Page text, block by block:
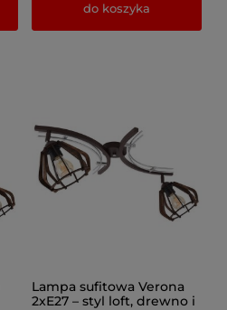
do koszyka
Lampa sufitowa Verona
2xE27 – styl loft, drewno i